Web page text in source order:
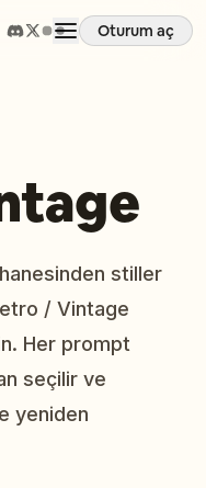
Oturum aç
stiller
/ Vintage
Her prompt
seçilir ve
yeniden